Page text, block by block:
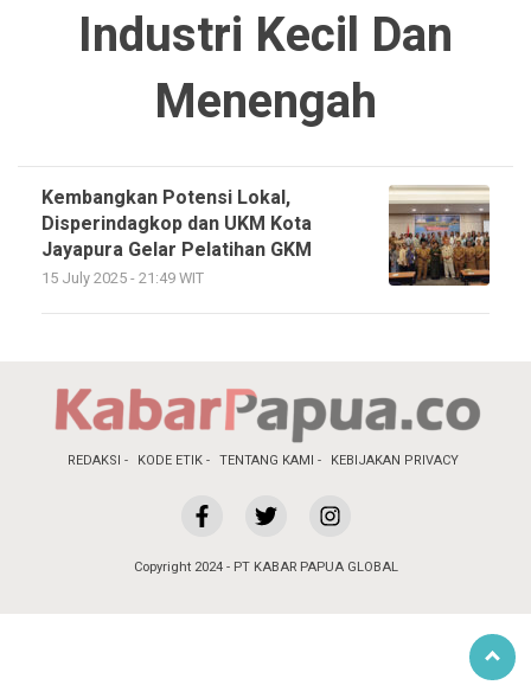
Industri Kecil Dan
Menengah
Kembangkan Potensi Lokal,
Disperindagkop dan UKM Kota
Jayapura Gelar Pelatihan GKM
15 July 2025 - 21:49 WIT
REDAKSI KODE ETIK TENTANG KAMI KEBIJAKAN PRIVACY
Copyright 2024 - PT KABAR PAPUA GLOBAL